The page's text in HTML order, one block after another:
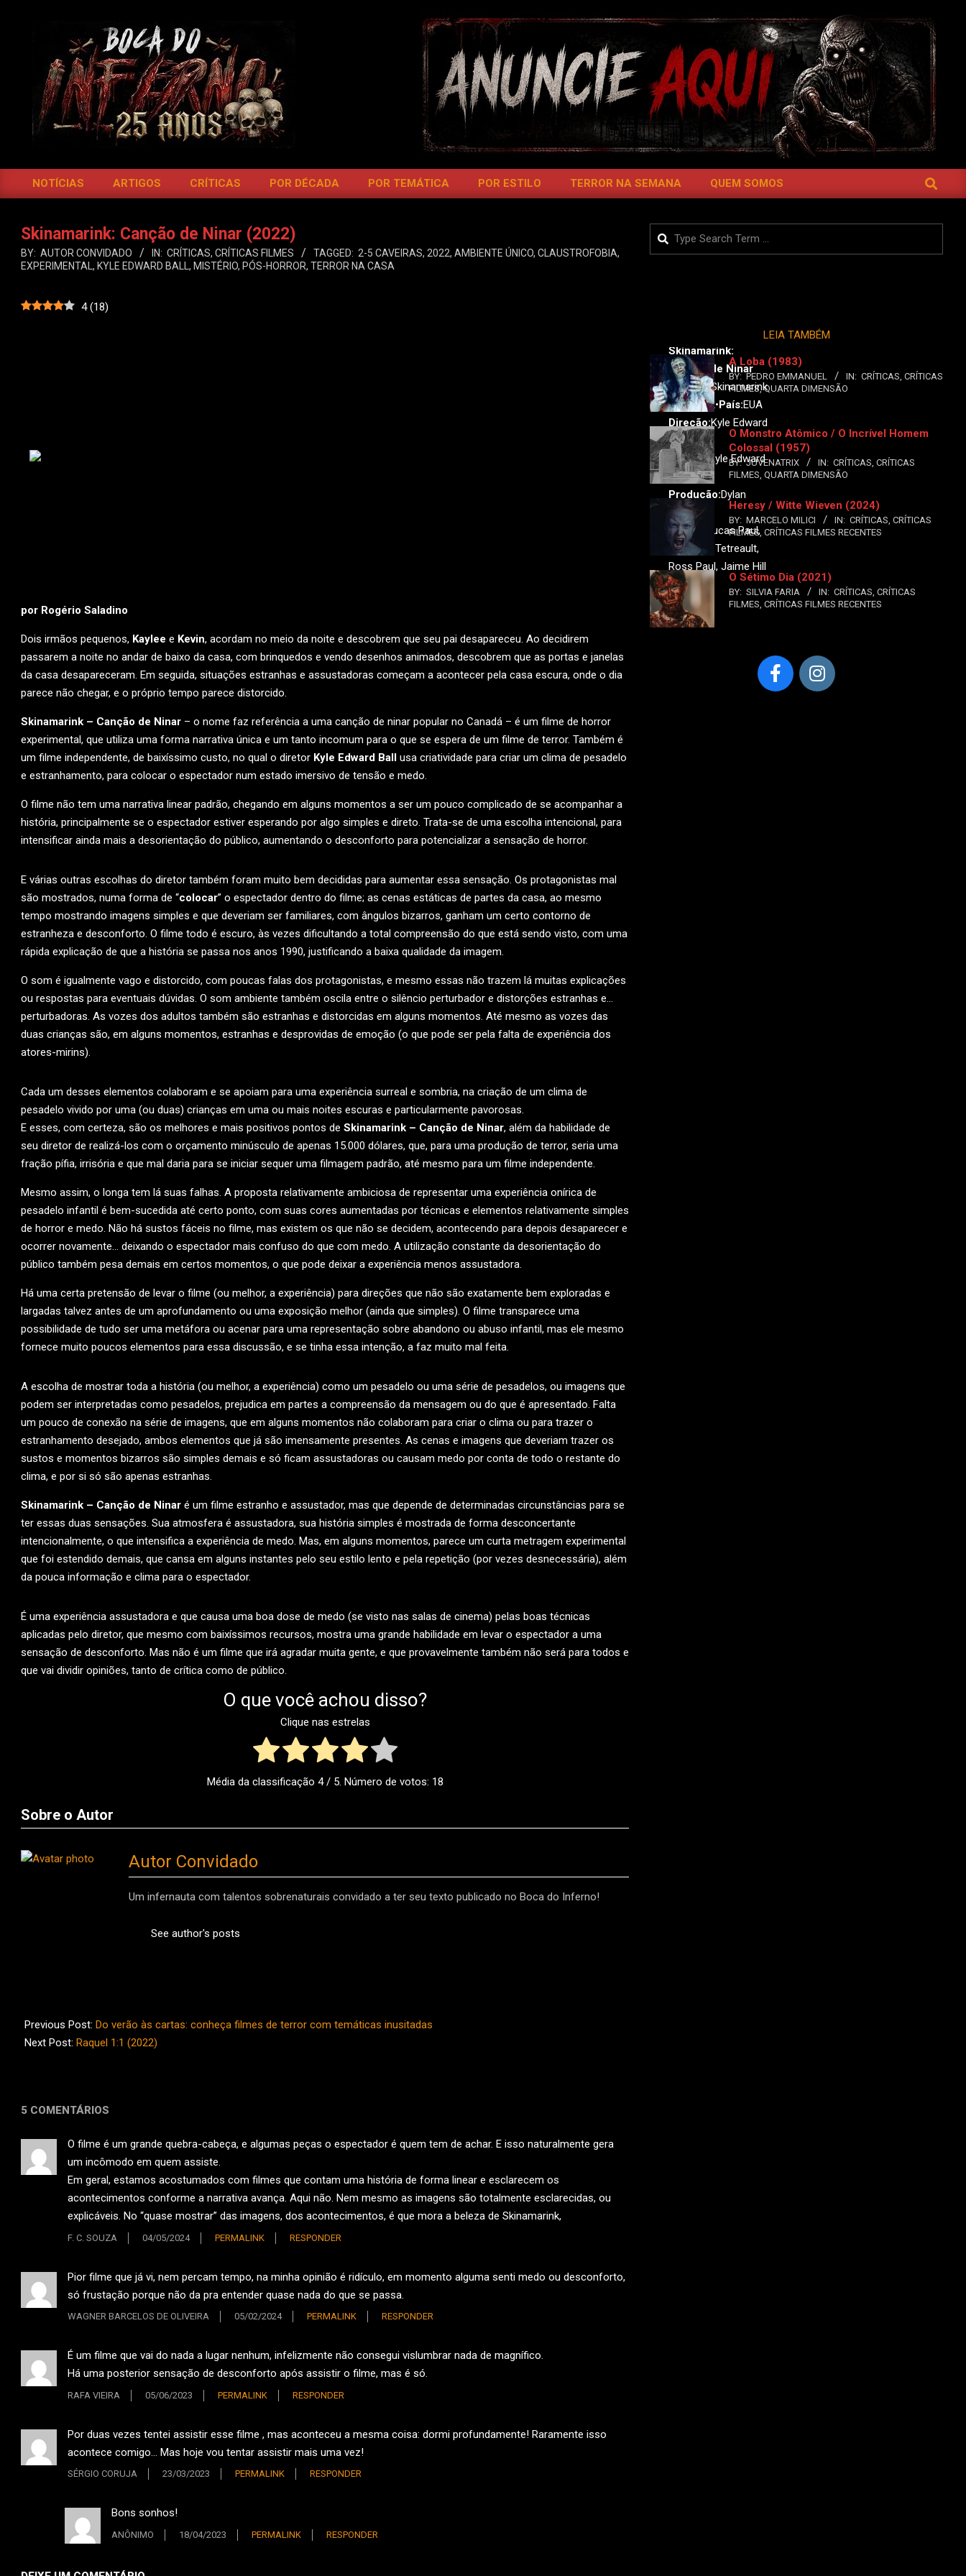
BOCA
DO
Primary
Menu
NOTÍCIAS ARTIGOS CRÍTICAS POR DÉCADA POR TEMÁTICA POR ESTILO TERROR NA SEMANA QUEM SOMOS SEARCH
Skinamarink: Canção de Ninar (2022)
BY: AUTOR CONVIDADO IN: CRÍTICAS, CRÍTICAS FILMES TAGGED: 2-5 CAVEIRAS, 2022, AMBIENTE ÚNICO, CLAUSTROFOBIA,
EXPERIMENTAL , KYLE EDWARD BALL , MISTÉRIO, PÓS-HORROR, TERROR NA CASA
4 (18)
Skinamarink:
Canção de Ninar
Original:Skinamarink
Ano:2022•País:EUA
Direção:Kyle Edward
Ball
Roteiro:Kyle Edward
Ball
Produção:Dylan
Pearce
Elenco:
Lucas Paul,
Dali Rose Tetreault,
Ross Paul, Jaime Hill
por Rogério Saladino
Dois irmãos pequenos, Kaylee e Kevin, acordam no meio da noite e descobrem que seu pai desapareceu. Ao decidirem
passarem a noite no andar de baixo da casa, com brinquedos e vendo desenhos animados, descobrem que as portas e janelas
da casa desapareceram. Em seguida, situações estranhas e assustadoras começam a acontecer pela casa escura, onde o dia
parece não chegar, e o próprio tempo parece distorcido.
Skinamarink – Canção de Ninar – o nome faz referência a uma canção de ninar popular no Canadá – é um filme de horror
experimental, que utiliza uma forma narrativa única e um tanto incomum para o que se espera de um filme de terror. Também é
um filme independente, de baixíssimo custo, no qual o diretor Kyle Edward Ball usa criatividade para criar um clima de pesadelo
e estranhamento, para colocar o espectador num estado imersivo de tensão e medo.
O filme não tem uma narrativa linear padrão, chegando em alguns momentos a ser um pouco complicado de se acompanhar a
história, principalmente se o espectador estiver esperando por algo simples e direto. Trata-se de uma escolha intencional, para
intensificar ainda mais a desorientação do público, aumentando o desconforto para potencializar a sensação de horror.
E várias outras escolhas do diretor também foram muito bem decididas para aumentar essa sensação. Os protagonistas mal
são mostrados, numa forma de “colocar” o espectador dentro do filme; as cenas estáticas de partes da casa, ao mesmo
tempo mostrando imagens simples e que deveriam ser familiares, com ângulos bizarros, ganham um certo contorno de
estranheza e desconforto. O filme todo é escuro, às vezes dificultando a total compreensão do que está sendo visto, com uma
rápida explicação de que a história se passa nos anos 1990, justificando a baixa qualidade da imagem.
O som é igualmente vago e distorcido, com poucas falas dos protagonistas, e mesmo essas não trazem lá muitas explicações
ou respostas para eventuais dúvidas. O som ambiente também oscila entre o silêncio perturbador e distorções estranhas e…
perturbadoras. As vozes dos adultos também são estranhas e distorcidas em alguns momentos. Até mesmo as vozes das
duas crianças são, em alguns momentos, estranhas e desprovidas de emoção (o que pode ser pela falta de experiência dos
atores-mirins).
Cada um desses elementos colaboram e se apoiam para uma experiência surreal e sombria, na criação de um clima de
pesadelo vivido por uma (ou duas) crianças em uma ou mais noites escuras e particularmente pavorosas.
E esses, com certeza, são os melhores e mais positivos pontos de Skinamarink – Canção de Ninar, além da habilidade de
seu diretor de realizá-los com o orçamento minúsculo de apenas 15.000 dólares, que, para uma produção de terror, seria uma
fração pífia, irrisória e que mal daria para se iniciar sequer uma filmagem padrão, até mesmo para um filme independente.
Mesmo assim, o longa tem lá suas falhas. A proposta relativamente ambiciosa de representar uma experiência onírica de
pesadelo infantil é bem-sucedida até certo ponto, com suas cores aumentadas por técnicas e elementos relativamente simples
de horror e medo. Não há sustos fáceis no filme, mas existem os que não se decidem, acontecendo para depois desaparecer e
ocorrer novamente… deixando o espectador mais confuso do que com medo. A utilização constante da desorientação do
público também pesa demais em certos momentos, o que pode deixar a experiência menos assustadora.
Há uma certa pretensão de levar o filme (ou melhor, a experiência) para direções que não são exatamente bem exploradas e
largadas talvez antes de um aprofundamento ou uma exposição melhor (ainda que simples). O filme transparece uma
possibilidade de tudo ser uma metáfora ou acenar para uma representação sobre abandono ou abuso infantil, mas ele mesmo
fornece muito poucos elementos para essa discussão, e se tinha essa intenção, a faz muito mal feita.
A escolha de mostrar toda a história (ou melhor, a experiência) como um pesadelo ou uma série de pesadelos, ou imagens que
podem ser interpretadas como pesadelos, prejudica em partes a compreensão da mensagem ou do que é apresentado. Falta
um pouco de conexão na série de imagens, que em alguns momentos não colaboram para criar o clima ou para trazer o
estranhamento desejado, ambos elementos que já são imensamente presentes. As cenas e imagens que deveriam trazer os
sustos e momentos bizarros são simples demais e só ficam assustadoras ou causam medo por conta de todo o restante do
clima, e por si só são apenas estranhas.
Skinamarink – Canção de Ninar é um filme estranho e assustador, mas que depende de determinadas circunstâncias para se
ter essas duas sensações. Sua atmosfera é assustadora, sua história simples é mostrada de forma desconcertante
intencionalmente, o que intensifica a experiência de medo. Mas, em alguns momentos, parece um curta metragem experimental
que foi estendido demais, que cansa em alguns instantes pelo seu estilo lento e pela repetição (por vezes desnecessária), além
da pouca informação e clima para o espectador.
É uma experiência assustadora e que causa uma boa dose de medo (se visto nas salas de cinema) pelas boas técnicas
aplicadas pelo diretor, que mesmo com baixíssimos recursos, mostra uma grande habilidade em levar o espectador a uma
sensação de desconforto. Mas não é um filme que irá agradar muita gente, e que provavelmente também não será para todos e
que vai dividir opiniões, tanto de crítica como de público.
O que você achou disso?
Clique nas estrelas
Média da classificação 4/ 5. Número de votos: 18
Sobre o Autor
Autor Convidado
Um infernauta com talentos sobrenaturais convidado a ter seu texto publicado no Boca do Inferno!
See author's posts
03-
23
Previous Post: Do verão às cartas: conheça filmes de terror com temáticas inusitadas
Next Post: Raquel 1:1 (2022)
5 COMENTÁRIOS
O filme é um grande quebra-cabeça, e algumas peças o espectador é quem tem de achar. E isso naturalmente gera
um incômodo em quem assiste.
Em geral, estamos acostumados com filmes que contam uma história de forma linear e esclarecem os
acontecimentos conforme a narrativa avança. Aqui não. Nem mesmo as imagens são totalmente esclarecidas, ou
explicáveis. No “quase mostrar” das imagens, dos acontecimentos, é que mora a beleza de Skinamarink,
F. C. SOUZA 04/05/2024 PERMALINK RESPONDER
Pior filme que já vi, nem percam tempo, na minha opinião é ridículo, em momento alguma senti medo ou desconforto,
só frustação porque não da pra entender quase nada do que se passa.
WAGNER BARCELOS DE OLIVEIRA 05/02/2024 PERMALINK RESPONDER
É um filme que vai do nada a lugar nenhum, infelizmente não consegui vislumbrar nada de magnífico.
Há uma posterior sensação de desconforto após assistir o filme, mas é só.
RAFA VIEIRA 05/06/2023 PERMALINK RESPONDER
Por duas vezes tentei assistir esse filme , mas aconteceu a mesma coisa: dormi profundamente! Raramente isso
acontece comigo… Mas hoje vou tentar assistir mais uma vez!
SÉRGIO CORUJA 23/03/2023 PERMALINK RESPONDER
Bons sonhos!
ANÔNIMO 18/04/2023 PERMALINK RESPONDER
Search
LEIA TAMBÉM
A Loba (1983)
BY: PEDRO EMMANUEL IN: CRÍTICAS, CRÍTICAS
FILMES,QUARTA DIMENSÃO
O Monstro Atômico / O Incrível Homem
Colossal (1957)
BY: JUVENATRIX IN: CRÍTICAS, CRÍTICAS
FILMES, QUARTA DIMENSÃO
Heresy / Witte Wieven (2024)
BY: MARCELO MILICI IN: CRÍTICAS, CRÍTICAS
FILMES, CRÍTICAS FILMES RECENTES
O Sétimo Dia (2021)
BY: SILVIA FARIA IN: CRÍTICAS, CRÍTICAS
FILMES, CRÍTICAS FILMES RECENTES